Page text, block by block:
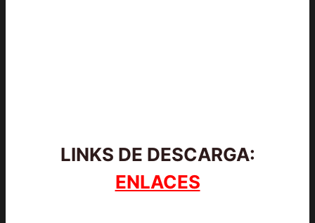
LINKS DE DESCARGA:
ENLACES